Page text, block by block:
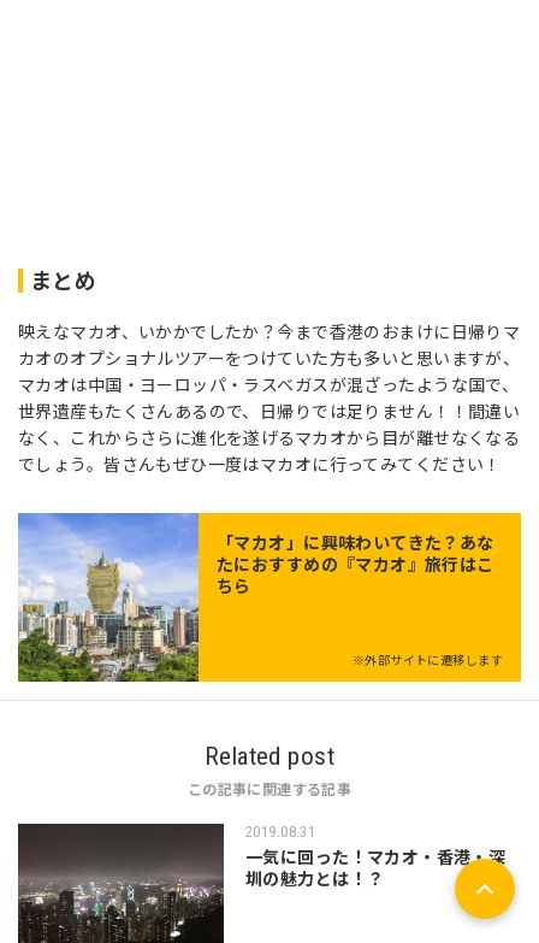
まとめ
映えなマカオ、いかかでしたか？今まで香港のおまけに日帰りマ
カオのオプショナルツアーをつけていた方も多いと思いますが、
マカオは中国・ヨーロッパ・ラスベガスが混ざったような国で、
世界遺産もたくさんあるので、日帰りでは足りません！！間違い
なく、これからさらに進化を遂げるマカオから目が離せなくなる
でしょう。皆さんもぜひ一度はマカオに行ってみてください！
「マカオ」に興味わいてきた？あな
たにおすすめの『マカオ』旅行はこ
ちら
※外部サイトに遷移します
Related post
この記事に関連する記事
2019.08.31
一気に回った！マカオ・香港・深
圳の魅力とは！？